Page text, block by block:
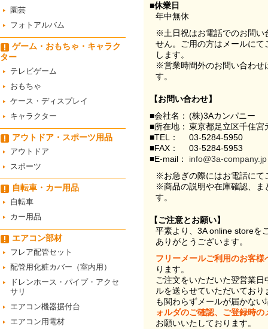
園芸
フォトアルバム
ゲーム・おもちゃ・キャラク
ター
テレビゲーム
おもちゃ
ケース・ディスプレイ
キャラクター
アウトドア・スポーツ用品
アウトドア
スポーツ
自転車・カー用品
自転車
カー用品
エアコン部材
フレア配管セット
配管用化粧カバー（室内用）
ドレンホース・パイプ・アクセ
サリ
エアコン機器据付台
エアコン用電材
■休業日
年中無休
※土日祝はお電話でのお問い
せん。ご用の方はメールに
します。
※営業時間外のお問い合わせ
す。
【お問い合わせ】
■会社名： (株)3Aカンパニー
■所在地： 東京都足立区千住
■TEL：
03-5284-5950
■FAX：
03-5284-5953
■E-mail：
info@3a-company.jp
※お急ぎの際にはお電話にて
※商品の説明や在庫確認、ま
す。
【ご注意とお願い】
平素より、3A online storeを
ありがとうございます。
フリーメールご利用のお客様
ります。
ご注文をいただいた翌営業
ルを送らせていただいてお
も関わらずメールが届かない
ォルダのご確認、ご登録時
お願いいたしております。